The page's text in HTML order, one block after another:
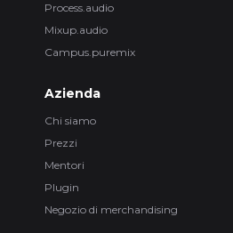
Process.audio
Mixup.audio
Campus.puremix
Azienda
Chi siamo
Prezzi
Mentori
Plugin
Negozio di merchandising